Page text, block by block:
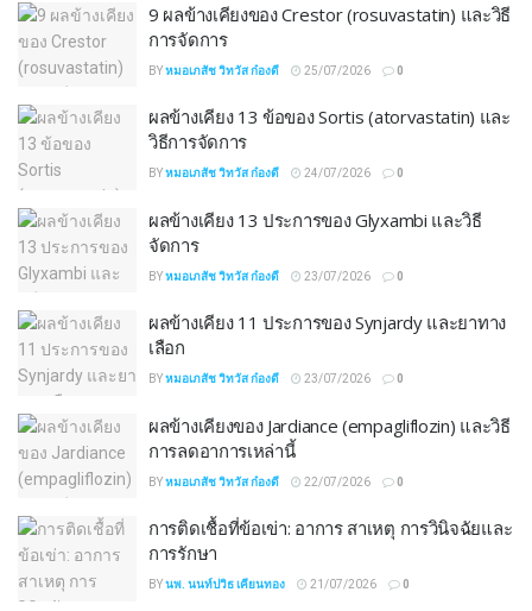
9 ผลข้างเคียงของ Crestor (rosuvastatin) และวิธี
การจัดการ
BYหมอเภสัช วิทวัส ก๋องดี 25/07/2026 0
ผลข้างเคียง 13 ข้อของ Sortis (atorvastatin) และ
วิธีการจัดการ
BYหมอเภสัช วิทวัส ก๋องดี 24/07/2026 0
ผลข้างเคียง 13 ประการของ Glyxambi และวิธี
จัดการ
BYหมอเภสัช วิทวัส ก๋องดี 23/07/2026 0
ผลข้างเคียง 11 ประการของ Synjardy และยาทาง
เลือก
BYหมอเภสัช วิทวัส ก๋องดี 23/07/2026 0
ผลข้างเคียงของ Jardiance (empagliflozin) และวิธี
การลดอาการเหล่านี้
BYหมอเภสัช วิทวัส ก๋องดี 22/07/2026 0
การติดเชื้อที่ข้อเข่า: อาการ สาเหตุ การวินิจฉัยและ
การรักษา
BYนพ. นนท์ปวิธ เคียนทอง 21/07/2026 0